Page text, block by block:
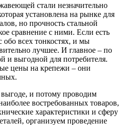
стали незначительно
установлена на рынке для
но прочность стальной
сравнение с ними. Если есть
обо всех тонкостях, и мы
лучшее. И главное – по
и выгодной для потребителя.
цены на крепежи – они
и потому проводим
востребованных товаров,
характеристики и сферу
организуем проведение